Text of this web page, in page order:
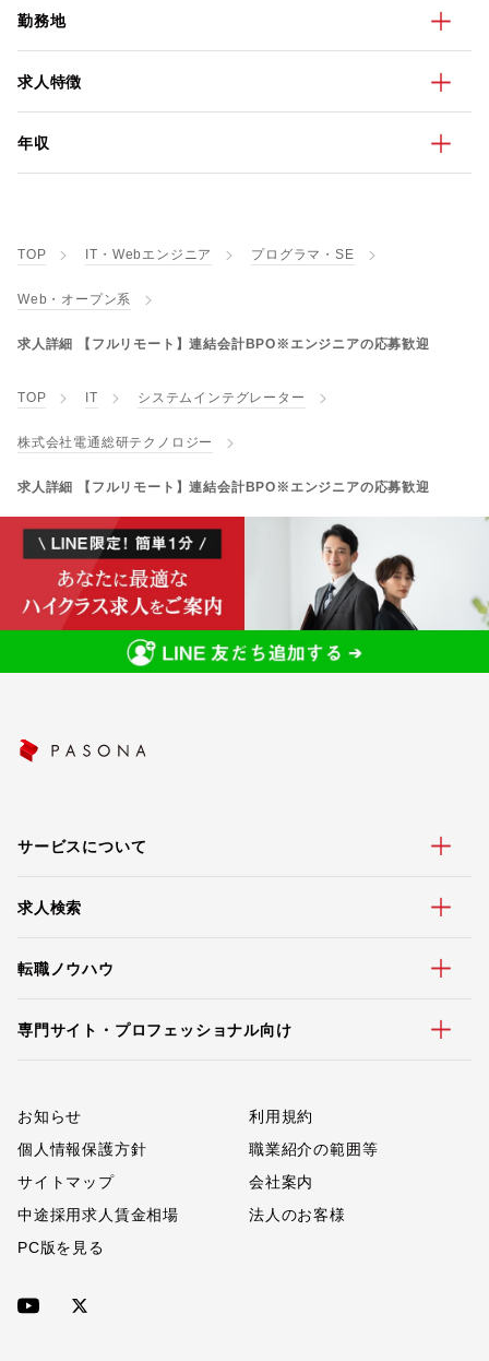
勤務地
求人特徴
年収
TOP IT・Webエンジニア プログラマ・SE
Web・オープン系
求人詳細 【フルリモート】連結会計BPO※エンジニアの応募歓迎
TOP IT システムインテグレーター
株式会社電通総研テクノロジー
求人詳細 【フルリモート】連結会計BPO※エンジニアの応募歓迎
サービスについて
求人検索
転職ノウハウ
専門サイト・プロフェッショナル向け
お知らせ
利用規約
個人情報保護方針
職業紹介の範囲等
サイトマップ
会社案内
中途採用求人賃金相場
法人のお客様
PC版を見る